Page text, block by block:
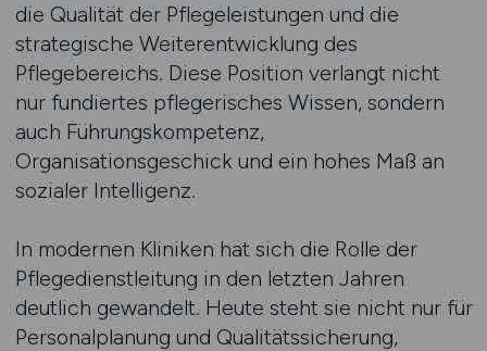
die Qualität der Pflegeleistungen und die
strategische Weiterentwicklung des
Pflegebereichs. Diese Position verlangt nicht
nur fundiertes pflegerisches Wissen, sondern
auch Führungskompetenz,
Organisationsgeschick und ein hohes Maß an
sozialer Intelligenz.
In modernen Kliniken hat sich die Rolle der
Pflegedienstleitung in den letzten Jahren
deutlich gewandelt. Heute steht sie nicht nur für
Personalplanung und Qualitätssicherung,